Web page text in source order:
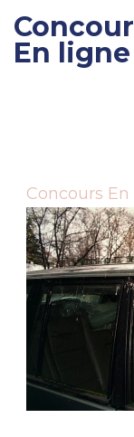
En ligne
Concours